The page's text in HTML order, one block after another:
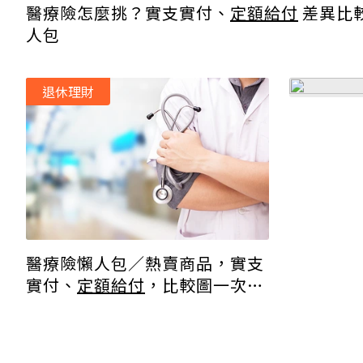
醫療險怎麼挑？實支實付、 定額給付 差異比
人包
醫療險懶人包／熱賣商品，實支
實付、 定額給付 ，比較圖一次告
退休理財